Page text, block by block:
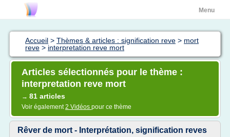
Menu
Accueil > Thèmes & articles : signification reve > mort
reve > interpretation reve mort
Articles sélectionnés pour le thème :
interpretation reve mort
→ 81 articles
Voir également2 Vidéos pour ce thème
Rêver de mort - Interprétation, signification reves